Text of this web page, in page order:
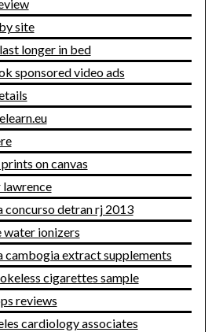
site
longer in bed
sponsored video ads
on canvas
lawrence
concurso detran rj 2013
water ionizers
cambogia extract supplements
cigarettes sample
reviews
cardiology associates